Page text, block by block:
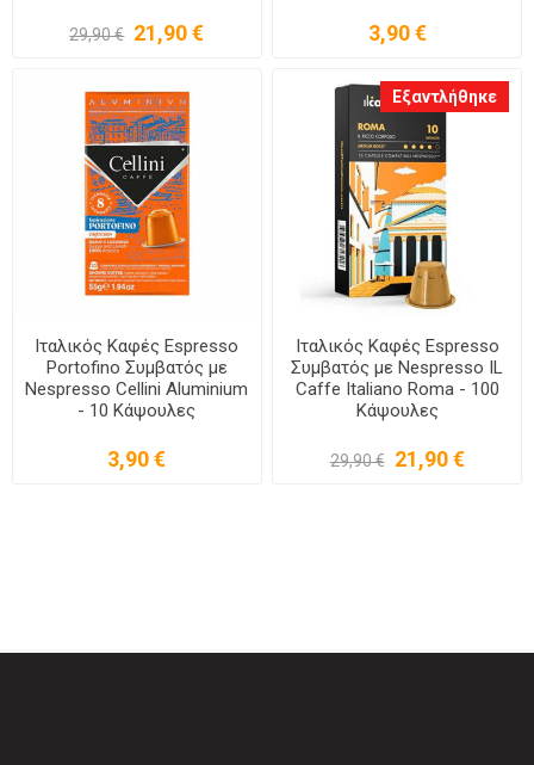
29,90 € 21,90 € 3,90 €
Ιταλικός Καφές Espresso
Portofino Συμβατός με
Nespresso Cellini Aluminium
- 10 Κάψουλες
3,90 €
Ιταλικός Καφές Espresso
Συμβατός με Nespresso IL
Caffe Italiano Roma - 100
Κάψουλες
29,90 € 21,90 €
Εξαντλήθηκε